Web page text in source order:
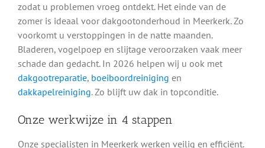
zodat u problemen vroeg ontdekt. Het einde van de
zomer is ideaal voor dakgootonderhoud in Meerkerk. Zo
voorkomt u verstoppingen in de natte maanden.
Bladeren, vogelpoep en slijtage veroorzaken vaak meer
schade dan gedacht. In 2026 helpen wij u ook met
dakgootreparatie, boeiboordreiniging en
dakkapelreiniging. Zo blijft uw dak in topconditie.
Onze werkwijze in 4 stappen
Onze specialisten in Meerkerk werken veilig en efficiënt.